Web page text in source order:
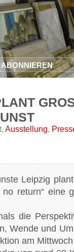
ABONNIEREN
Ausstellung,
Leipzig
return“ eine
die
Wende und
am